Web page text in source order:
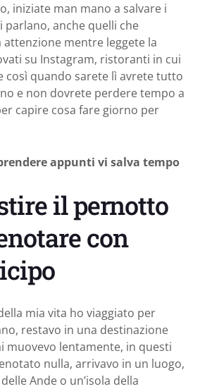
iniziate man mano a salvare i
parlano, anche quelli che
mentre leggete la
su Instagram, ristoranti in cui
così quando sarete lì avrete tutto
e non dovrete perdere tempo a
capire cosa fare giorno per
appunti vi salva tempo
il pernotto
con
mia vita ho viaggiato per
restavo in una destinazione
muovevo lentamente, in questi
nulla, arrivavo in un luogo,
Ande o un’isola della